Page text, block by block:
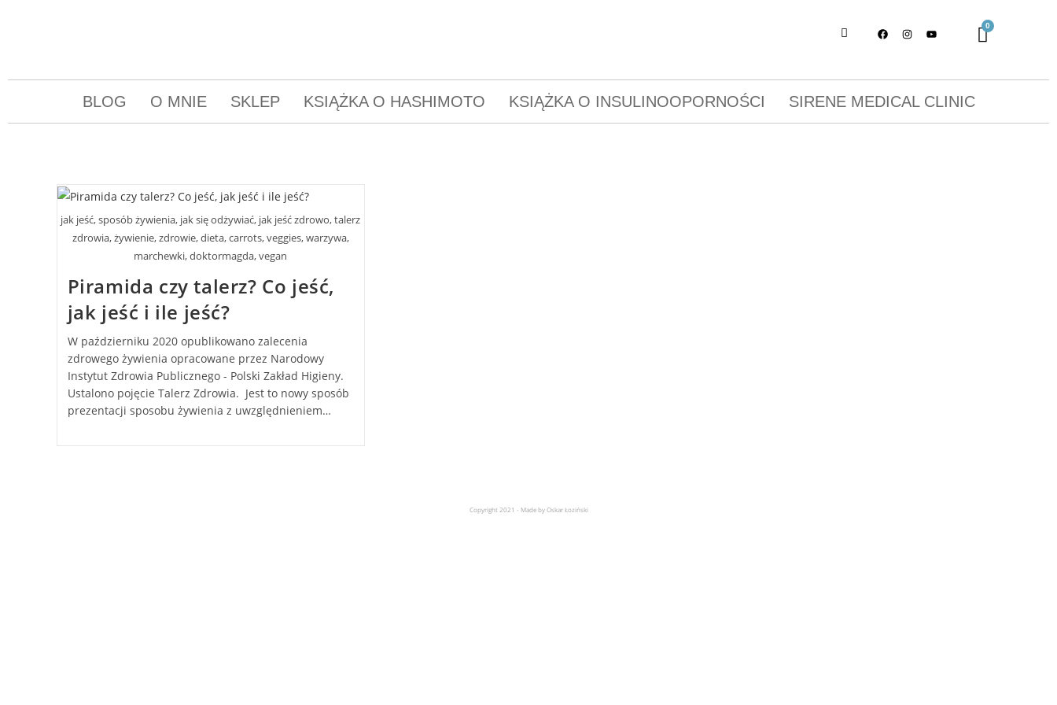
BLOG O MNIE SKLEP KSIĄŻKA O HASHIMOTO KSIĄŻKA O INSULINOOPORNOŚCI SIRENE MEDICAL CLINIC
jak jeść, sposób żywienia, jak się odżywiać, jak jeść zdrowo, talerz
zdrowia, żywienie, zdrowie, dieta, carrots, veggies, warzywa,
marchewki, doktormagda, vegan
Piramida czy talerz? Co jeść,
jak jeść i ile jeść?
W październiku 2020 opublikowano zalecenia
zdrowego żywienia opracowane przez Narodowy
Instytut Zdrowia Publicznego - Polski Zakład Higieny.
Ustalono pojęcie Talerz Zdrowia. Jest to nowy sposób
prezentacji sposobu żywienia z uwzględnieniem…
Copyright 2021 - Made by Oskar Łoziński